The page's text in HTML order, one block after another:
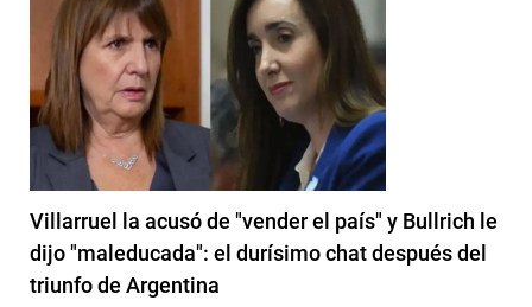
Villarruel la acusó de "vender el país" y Bullrich le
dijo "maleducada": el durísimo chat después del
triunfo de Argentina